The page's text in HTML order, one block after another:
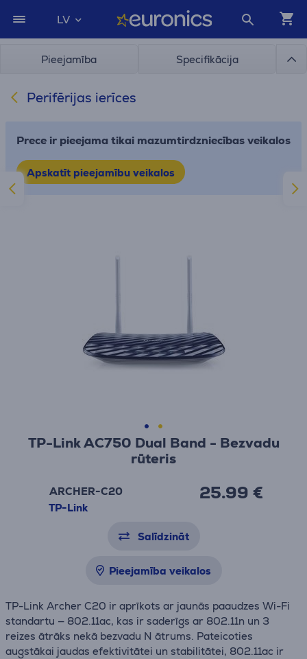
LV
Pieejamība Specifikācija
Perifērijas ierīces
Prece ir pieejama tikai mazumtirdzniecības veikalos
Apskatīt pieejamību veikalos
TP-Link AC750 Dual Band - Bezvadu
rūteris
ARCHER-C20
TP-Link
25.99 €
Salīdzināt
Pieejamība veikalos
TP-Link Archer C20 ir aprīkots ar jaunās paaudzes Wi-Fi
standartu — 802.11ac, kas ir saderīgs ar 802.11n un 3
reizes ātrāks nekā bezvadu N ātrums. Pateicoties
augstākai jaudas efektivitātei un stabilitātei, 802.11ac ir